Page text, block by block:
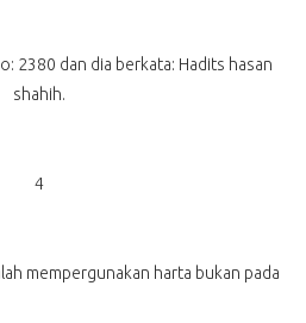
2380 dan dia berkata: Hadits hasan
shahih.
4
mempergunakan harta bukan pada